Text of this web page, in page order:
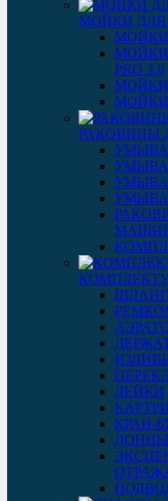
МОЙКИ
PRO 3.0
МОЙКИ
РАКОВИНЫ
ЛЕЙКИ
КРАН-